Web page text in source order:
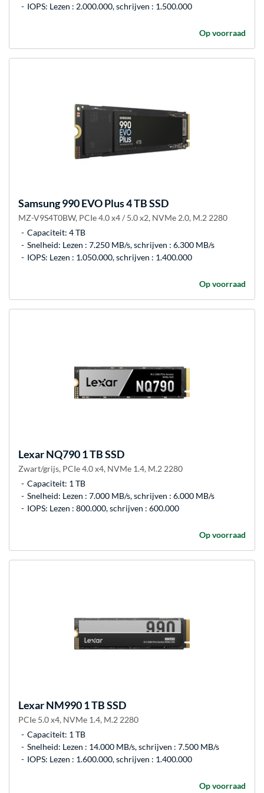
IOPS: Lezen : 2.000.000, schrijven : 1.500.000
Op voorraad
Samsung990 EVO Plus 4 TB SSD
MZ-V9S4T0BW, PCIe 4.0 x4 / 5.0 x2, NVMe 2.0, M.2 2280
Capaciteit: 4 TB
Snelheid: Lezen : 7.250 MB/s, schrijven : 6.300 MB/s
IOPS: Lezen : 1.050.000, schrijven : 1.400.000
Op voorraad
LexarNQ790 1 TB SSD
Zwart/grijs, PCIe 4.0 x4, NVMe 1.4, M.2 2280
Capaciteit: 1 TB
Snelheid: Lezen : 7.000 MB/s, schrijven : 6.000 MB/s
IOPS: Lezen : 800.000, schrijven : 600.000
Op voorraad
LexarNM990 1 TB SSD
PCIe 5.0 x4, NVMe 1.4, M.2 2280
Capaciteit: 1 TB
Snelheid: Lezen : 14.000 MB/s, schrijven : 7.500 MB/s
IOPS: Lezen : 1.600.000, schrijven : 1.400.000
Op voorraad